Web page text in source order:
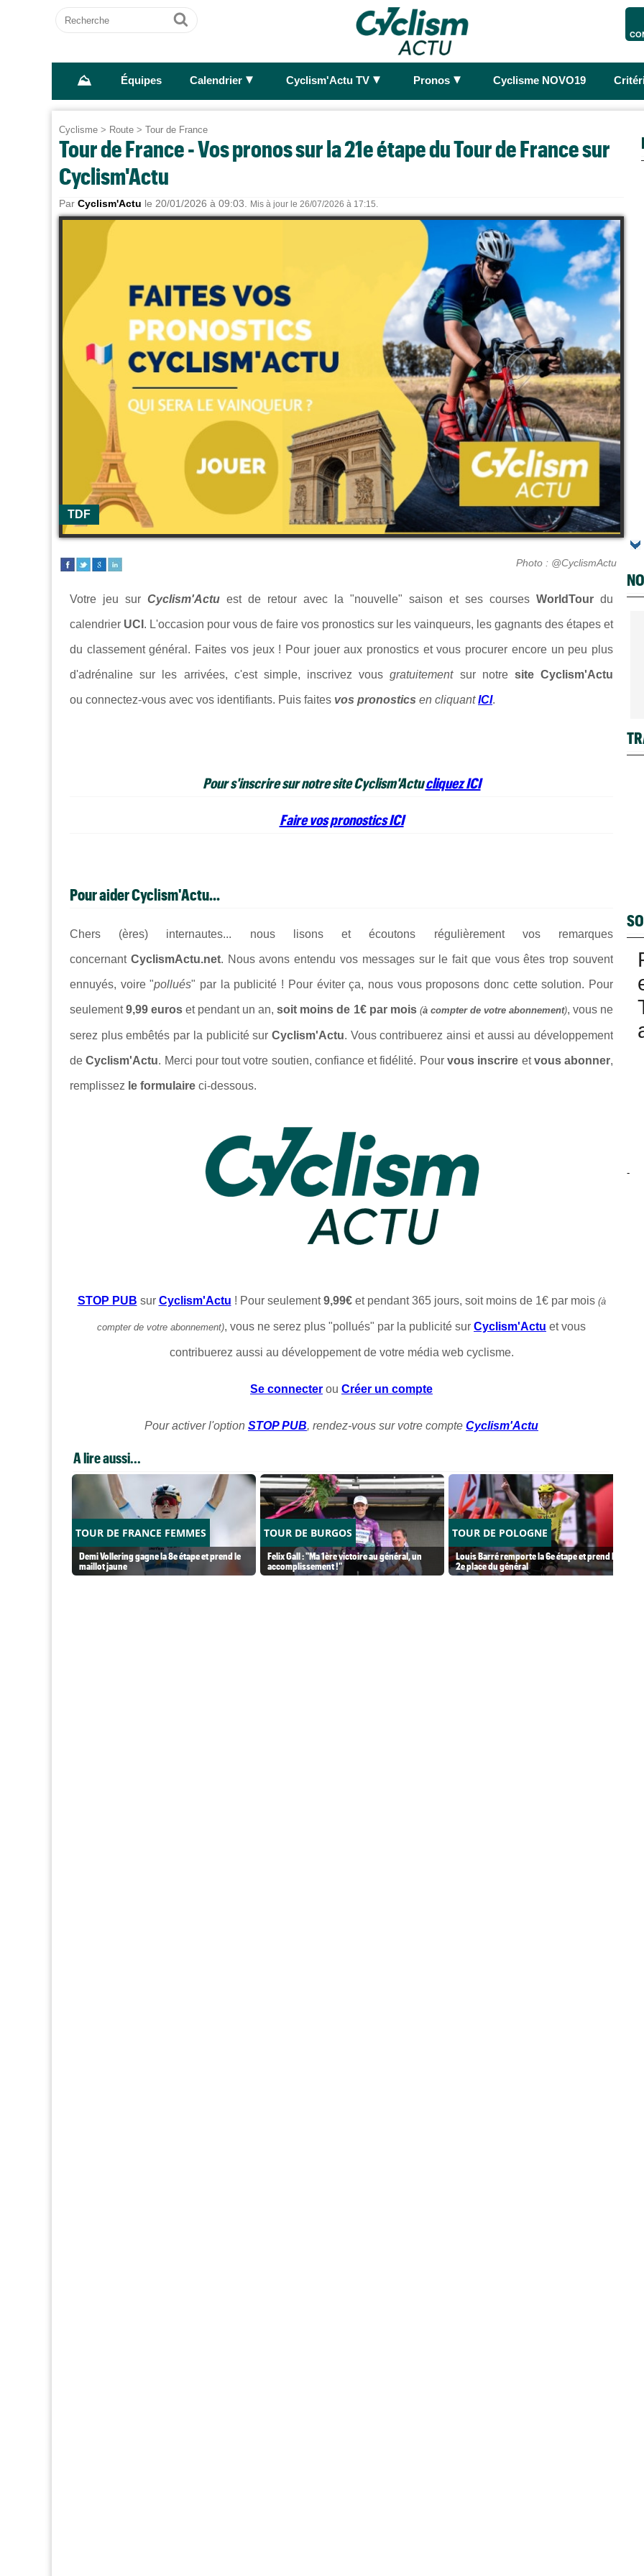
Recherche
Ok
⛰ Équipes Calendrier ► Cyclism'Actu TV ► Pronos ► Cyclisme NOVO19
Cyclisme > Route > Tour de France
Tour de France - Vos pronos sur la 21e étape du Tour de France sur
Cyclism'Actu
Par Cyclism'Actu le 20/01/2026 à 09:03. Mis à jour le 26/07/2026 à 17:15.
TDF
Photo : @CyclismActu
Votre jeu sur Cyclism'Actu est de retour avec la "nouvelle" saison et ses courses WorldTour du
calendrier UCI . L'occasion pour vous de faire vos pronostics sur les vainqueurs, les gagnants des étapes et
du classement général. Faites vos jeux ! Pour jouer aux pronostics et vous procurer encore un peu plus
d'adrénaline sur les arrivées, c'est simple, inscrivez vousgratuitementsur notre site Cyclism'Actu
ou connectez-vous avec vos identifiants. Puis faites vos pronostics en cliquant ICI.
Pour s'inscrire sur notre site Cyclism'Actucliquez ICI
Faire vos pronostics ICI
Pour aider Cyclism'Actu...
Chers (ères) internautes... nous lisons et écoutons régulièrement vos remarques
concernant CyclismActu.net. Nous avons entendu vos messages sur le fait que vous êtes trop souvent
ennuyés, voire "pollués" par la publicité ! Pour éviter ça, nous vous proposons donc cette solution. Pour
seulement9,99 euros et pendant un an,soit moins de 1€ par mois (à compter de votre abonnement), vous ne
serez plus embêtés par la publicité sur Cyclism'Actu. Vous contribuerez ainsi et aussi au développement
deCyclism'Actu. Merci pour tout votre soutien, confiance et fidélité. Pourvous inscrire etvous abonner,
remplissez le formulaire ci-dessous.
STOP PUB sur Cyclism'Actu ! Pour seulement9,99€et pendant 365 jours, soit moins de 1€ par mois (à
compter de votre abonnement), vous ne serez plus "pollués" par la publicité sur Cyclism'Actu et vous
contribuerez aussi au développement de votre média web cyclisme.
Se connecter ou Créer un compte
Pour activer l'option STOP PUB, rendez-vous sur votre compte Cyclism'Actu
A lire aussi...
TOUR DE FRANCE FEMMES
Demi Vollering gagne la 8e étape et prend le
maillot jaune
TOUR DE BURGOS
Felix Gall : "Ma 1ère victoire au général, un
accomplissement !"
TOUR DE POLOGNE
Louis Barré remporte la 6e étape et prend la
2e place du général
-